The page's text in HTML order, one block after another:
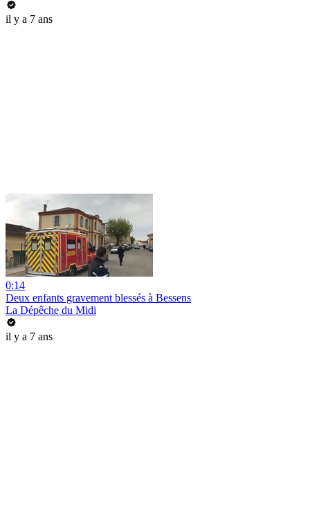
il y a 7 ans
0:14
Deux enfants gravement blessés à Bessens
La Dépêche du Midi
il y a 7 ans